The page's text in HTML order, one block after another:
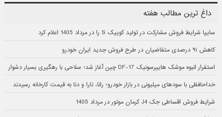
داغ ترین مطالب هفته
سایپا شرایط فروش مشارکت در تولید کوییک S را در مرداد 1405 اعلام کرد
کاهش ۹۱ درصدی متقاضیان در طرح فروش جدید ایران خودرو
استقرار انبوه موشک هایپرسونیک DF-17 چین آغاز شد؛ سلاحی با رهگیری بسیار دشوار
خداحافظی با سودهای میلیونی در بازار خودرو؛ رانا، تارا و دنا به قیمت کارخانه رسیدند
شرایط فروش اقساطی جک J4 کرمان موتور در مرداد 1405